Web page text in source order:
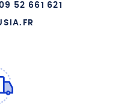
52 661 621